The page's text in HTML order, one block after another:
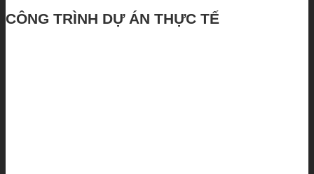
CÔNG TRÌNH DỰ ÁN THỰC TẾ